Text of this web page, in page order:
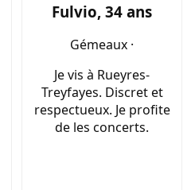
Fulvio, 34 ans
Gémeaux ·
Je vis à Rueyres-
Treyfayes. Discret et
respectueux. Je profite
de les concerts.